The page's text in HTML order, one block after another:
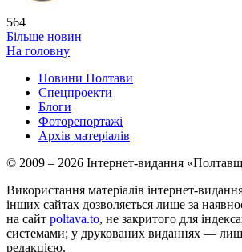
564
Більше новин
На головну
Новини Полтави
Спецпроекти
Блоги
Фоторепортажі
Архів матеріалів
© 2009 – 2026 Інтернет-видання
Використання матеріалів інтернет-
інших сайтах дозволяється лише за
на сайт poltava.to, не закритого для
системами; у друкованих виданнях —
редакцією.